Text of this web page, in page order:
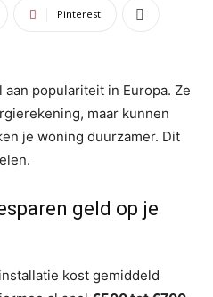
Pinterest
populariteit in Europa. Ze
maar kunnen
je woning duurzamer. Dit
geld op je
kost gemiddeld